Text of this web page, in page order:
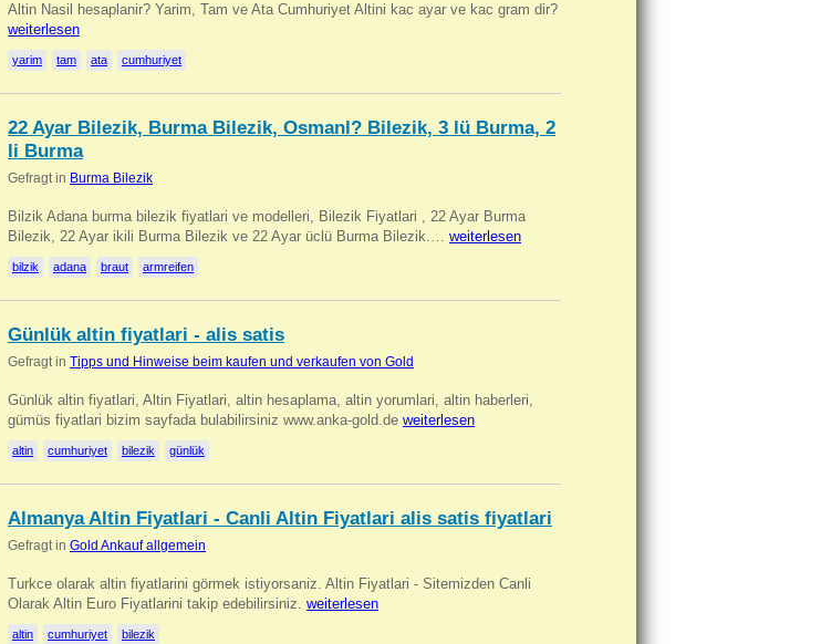
Altin Nasil hesaplanir? Yarim, Tam ve Ata Cumhuriyet Altini kac ayar ve kac gram dir?
weiterlesen
yarim tam ata cumhuriyet
22 Ayar Bilezik, Burma Bilezik, Osmanl? Bilezik, 3 lü Burma, 2
li Burma
Gefragt in Burma Bilezik
Bilzik Adana burma bilezik fiyatlari ve modelleri, Bilezik Fiyatlari , 22 Ayar Burma
Bilezik, 22 Ayar ikili Burma Bilezik ve 22 Ayar üclü Burma Bilezik.… weiterlesen
bilzik adana braut armreifen
Günlük altin fiyatlari - alis satis
Gefragt in Tipps und Hinweise beim kaufen und verkaufen von Gold
Günlük altin fiyatlari, Altin Fiyatlari, altin hesaplama, altin yorumlari, altin haberleri,
gümüs fiyatlari bizim sayfada bulabilirsiniz www.anka-gold.de weiterlesen
altin cumhuriyet bilezik günlük
Almanya Altin Fiyatlari - Canli Altin Fiyatlari alis satis fiyatlari
Gefragt in Gold Ankauf allgemein
Turkce olarak altin fiyatlarini görmek istiyorsaniz. Altin Fiyatlari - Sitemizden Canli
Olarak Altin Euro Fiyatlarini takip edebilirsiniz. weiterlesen
altin cumhuriyet bilezik